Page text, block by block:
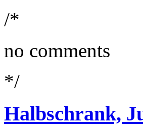
/*
no comments
*/
Halbschrank,